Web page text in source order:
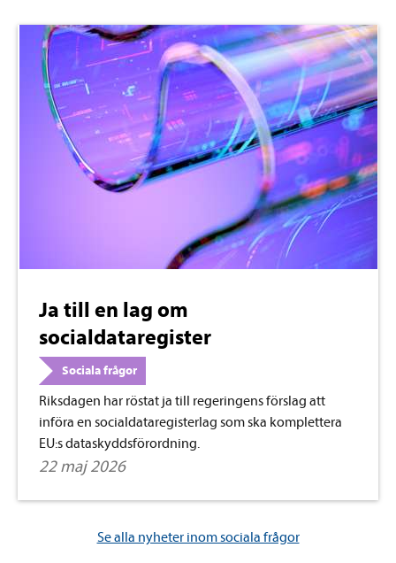
Ja till en lag om
socialdataregister
Sociala frågor
Riksdagen har röstat ja till regeringens förslag att
införa en socialdataregisterlag som ska komplettera
EU:s dataskyddsförordning.
22 maj 2026
Se alla nyheter inom sociala frågor